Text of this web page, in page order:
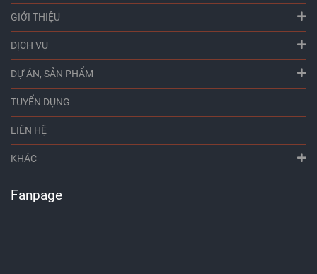
GIỚI THIỆU
DỊCH VỤ
DỰ ÁN, SẢN PHẨM
TUYỂN DỤNG
LIÊN HỆ
KHÁC
Fanpage